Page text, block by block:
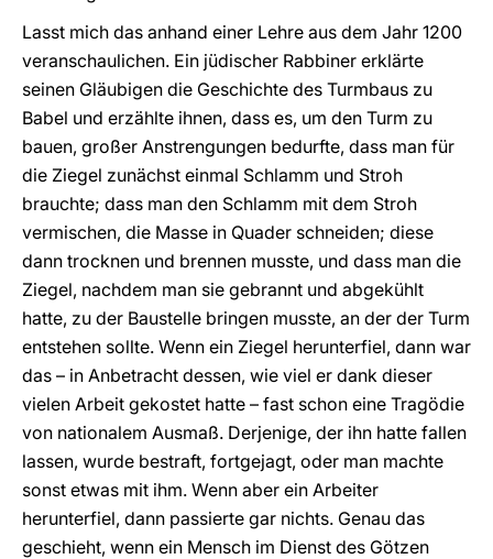
Lasst mich das anhand einer Lehre aus dem Jahr 1200
veranschaulichen. Ein jüdischer Rabbiner erklärte
seinen Gläubigen die Geschichte des Turmbaus zu
Babel und erzählte ihnen, dass es, um den Turm zu
bauen, großer Anstrengungen bedurfte, dass man für
die Ziegel zunächst einmal Schlamm und Stroh
brauchte; dass man den Schlamm mit dem Stroh
vermischen, die Masse in Quader schneiden; diese
dann trocknen und brennen musste, und dass man die
Ziegel, nachdem man sie gebrannt und abgekühlt
hatte, zu der Baustelle bringen musste, an der der Turm
entstehen sollte. Wenn ein Ziegel herunterfiel, dann war
das – in Anbetracht dessen, wie viel er dank dieser
vielen Arbeit gekostet hatte – fast schon eine Tragödie
von nationalem Ausmaß. Derjenige, der ihn hatte fallen
lassen, wurde bestraft, fortgejagt, oder man machte
sonst etwas mit ihm. Wenn aber ein Arbeiter
herunterfiel, dann passierte gar nichts. Genau das
geschieht, wenn ein Mensch im Dienst des Götzen